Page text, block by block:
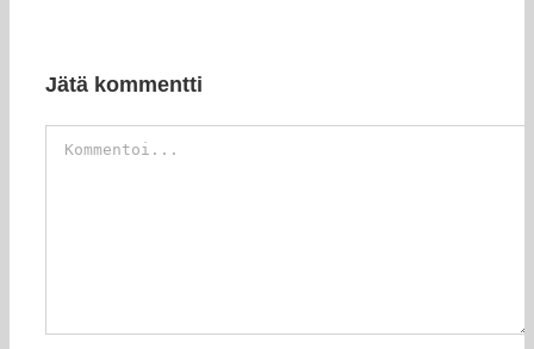
Jätä kommentti